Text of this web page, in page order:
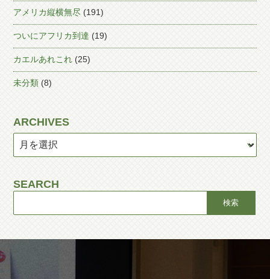
アメリカ縦横無尽 (191)
ついにアフリカ到達 (19)
カエルあれこれ (25)
未分類 (8)
ARCHIVES
SEARCH